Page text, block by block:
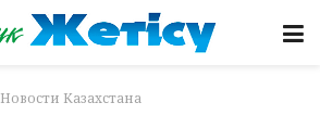
Новости Казахстана